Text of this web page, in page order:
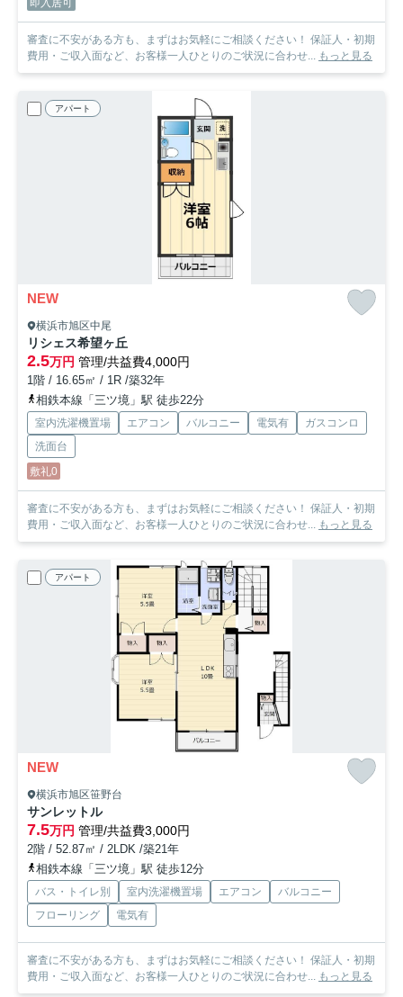
即入居可
審査に不安がある方も、まずはお気軽にご相談ください！ 保証人・初期
費用・ご収入面など、お客様一人ひとりのご状況に合わせ... もっと見る
アパート
NEW
横浜市旭区中尾
リシェス希望ヶ丘
2.5万円 管理/共益費4,000円
1階 / 16.65㎡ / 1R /築32年
相鉄本線「三ツ境」駅 徒歩22分
室内洗濯機置場 エアコン バルコニー 電気有
ガスコンロ
洗面台
敷礼0
審査に不安がある方も、まずはお気軽にご相談ください！ 保証人・初期
費用・ご収入面など、お客様一人ひとりのご状況に合わせ... もっと見る
アパート
NEW
横浜市旭区笹野台
サンレットル
7.5万円 管理/共益費3,000円
2階 / 52.87㎡ / 2LDK /築21年
相鉄本線「三ツ境」駅 徒歩12分
バス・トイレ別 室内洗濯機置場 エアコン
バルコニー
フローリング
電気有
審査に不安がある方も、まずはお気軽にご相談ください！ 保証人・初期
費用・ご収入面など、お客様一人ひとりのご状況に合わせ... もっと見る